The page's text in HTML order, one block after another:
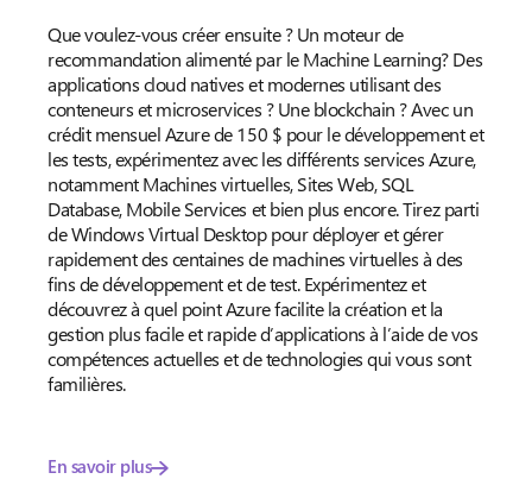
Que voulez-vous créer ensuite ? Un moteur de
recommandation alimenté par le Machine Learning? Des
applications cloud natives et modernes utilisant des
conteneurs et microservices ? Une blockchain ? Avec un
crédit mensuel Azure de 150 $ pour le développement et
les tests, expérimentez avec les différents services Azure,
notamment Machines virtuelles, Sites Web, SQL
Database, Mobile Services et bien plus encore. Tirez parti
de Windows Virtual Desktop pour déployer et gérer
rapidement des centaines de machines virtuelles à des
fins de développement et de test. Expérimentez et
découvrez à quel point Azure facilite la création et la
gestion plus facile et rapide d’applications à l’aide de vos
compétences actuelles et de technologies qui vous sont
familières.
En savoir plus